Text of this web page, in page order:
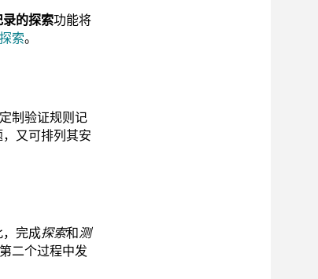
录的探索功能将
索。
制验证规则记
又可排列其安
完成探索和测
二个过程中发